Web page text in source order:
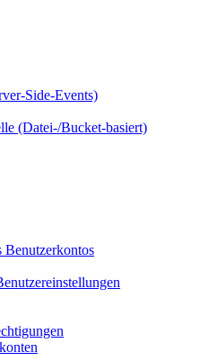
Side-Events)
(Datei-/Bucket-basiert)
Benutzerkontos